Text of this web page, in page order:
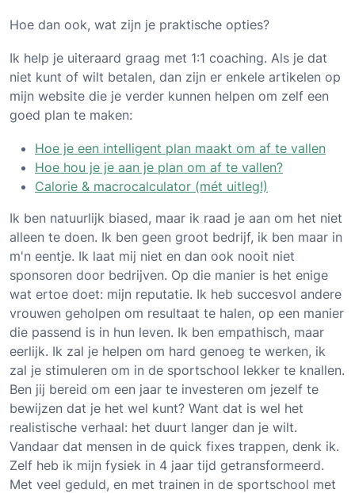
Hoe dan ook, wat zijn je praktische opties?
Ik help je uiteraard graag met 1:1 coaching. Als je dat
niet kunt of wilt betalen, dan zijn er enkele artikelen op
mijn website die je verder kunnen helpen om zelf een
goed plan te maken:
Hoe je een intelligent plan maakt om af te vallen
Hoe hou je je aan je plan om af te vallen?
Calorie & macrocalculator (mét uitleg!)
Ik ben natuurlijk biased, maar ik raad je aan om het niet
alleen te doen. Ik ben geen groot bedrijf, ik ben maar in
m'n eentje. Ik laat mij niet en dan ook nooit niet
sponsoren door bedrijven. Op die manier is het enige
wat ertoe doet: mijn reputatie. Ik heb succesvol andere
vrouwen geholpen om resultaat te halen, op een manier
die passend is in hun leven. Ik ben empathisch, maar
eerlijk. Ik zal je helpen om hard genoeg te werken, ik
zal je stimuleren om in de sportschool lekker te knallen.
Ben jij bereid om een jaar te investeren om jezelf te
bewijzen dat je het wel kunt? Want dat is wel het
realistische verhaal: het duurt langer dan je wilt.
Vandaar dat mensen in de quick fixes trappen, denk ik.
Zelf heb ik mijn fysiek in 4 jaar tijd getransformeerd.
Met veel geduld, en met trainen in de sportschool met